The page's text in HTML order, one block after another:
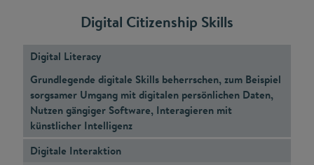
Digital Citizenship Skills
Digital Literacy
Grundlegende digitale Skills beherrschen, zum Beispiel
sorgsamer Umgang mit digitalen persönlichen Daten,
Nutzen gängiger Software, Interagieren mit
künstlicher Intelligenz
Digitale Interaktion